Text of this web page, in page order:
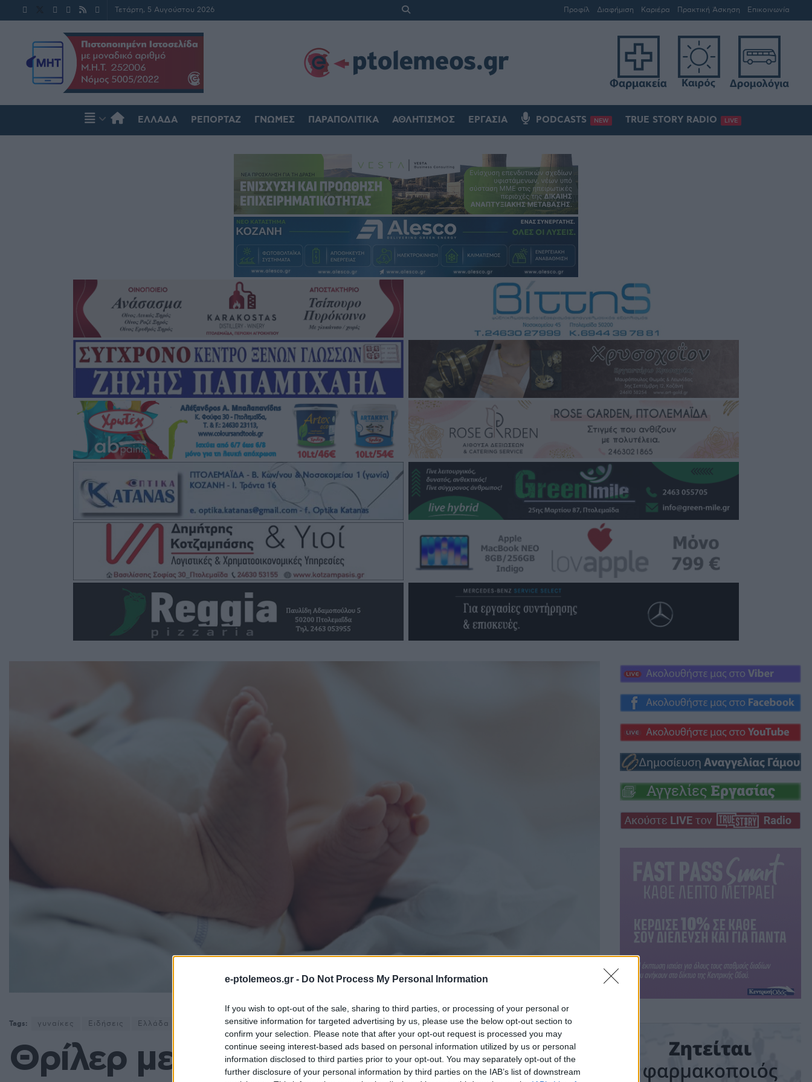
e-ptolemeos.gr - Do Not Process My Personal Information
If you wish to opt-out of the sale, sharing to third parties, or processing of your personal or
sensitive information for targeted advertising by us, please use the below opt-out section to
confirm your selection. Please note that after your opt-out request is processed you may
continue seeing interest-based ads based on personal information utilized by us or personal
information disclosed to third parties prior to your opt-out. You may separately opt-out of the
further disclosure of your personal information by third parties on the IAB’s list of downstream
Τετάρτη, 5 Αυγούστου 2026 Προφίλ Διαφήμιση Καριέρα Πρακτική Άσκηση Επικοινωνία
ΕΛΛΆΔΑ ΡΕΠΟΡΤΆΖ ΓΝΏΜΕΣ ΠΑΡΑΠΟΛΙΤΙΚΆ ΑΘΛΗΤΙΣΜΌΣ ΕΡΓΑΣΊΑ PODCASTS NEW TRUE STORY RADIO LIVE
Tags: γυναίκες Ειδήσεις Ελλάδα
Θρίλερ με νεκρό βρέφος στη